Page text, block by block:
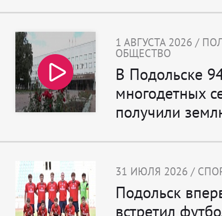
1 АВГУСТА 2026 /
ОБЩЕСТВО
В Подольске
многодетных
получили
31 ИЮЛЯ 2026 /
Подольск
встретил